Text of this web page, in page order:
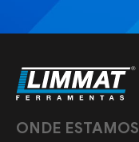
ONDE ESTAMOS